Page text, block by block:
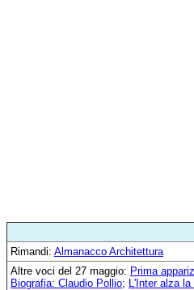
Rimandi: Almanacco Architettura
Altre voci del 27 maggio: Prima
Biografia: Claudio Pollio; L'Inter alza